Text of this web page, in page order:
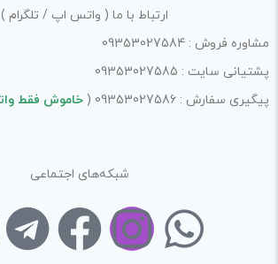
ارتباط با ما ( واتس اپ / تلگرام
مشاوره فروش : 09353027584
پشتیانی سایت : 09353027585
پیگیری سفارش : 09353027586 (
خاموش فقط
شبکه‌های اجتماعی